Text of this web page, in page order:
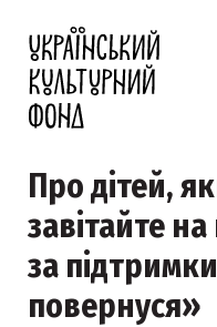
Про дітей,
завітайте
за
повернуся»